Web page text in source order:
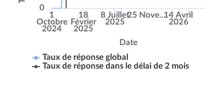
Date
Taux de réponse global
Taux de réponse dans le délai de 2 mois
1
Octobre
2024
18
Février
2025
8 Juillet
2025
25 Nove…14 Avril
2026
0